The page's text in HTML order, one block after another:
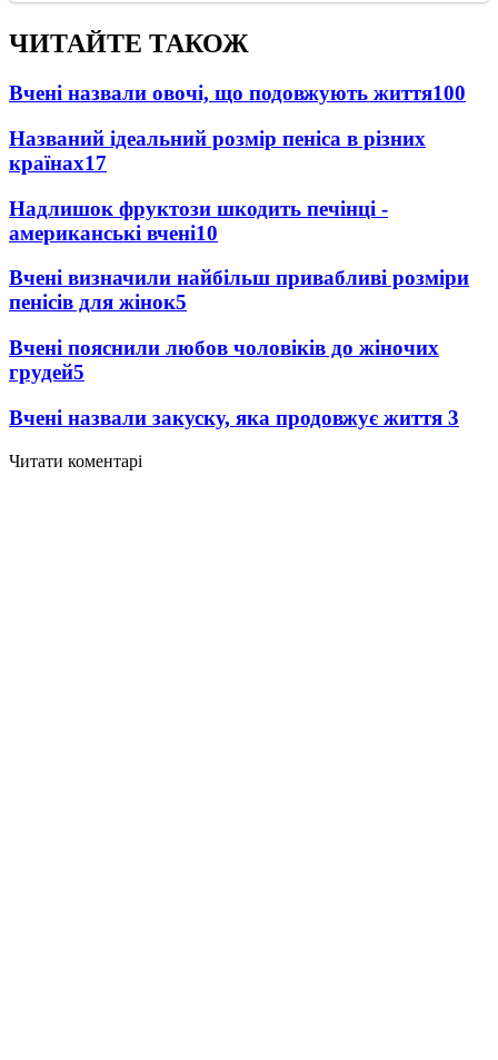
ЧИТАЙТЕ ТАКОЖ
Вчені назвали овочі, що подовжують життя100
Названий ідеальний розмір пеніса в різних
країнах17
Надлишок фруктози шкодить печінці -
американські вчені10
Вчені визначили найбільш привабливі розміри
пенісів для жінок5
Вчені пояснили любов чоловіків до жіночих
грудей5
Вчені назвали закуску, яка продовжує життя 3
Читати коментарі